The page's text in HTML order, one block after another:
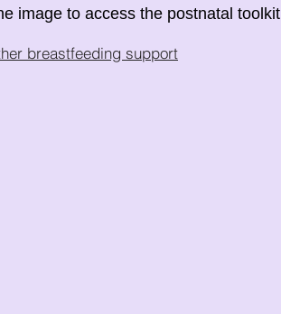
image to access the postnatal toolkit
breastfeeding support